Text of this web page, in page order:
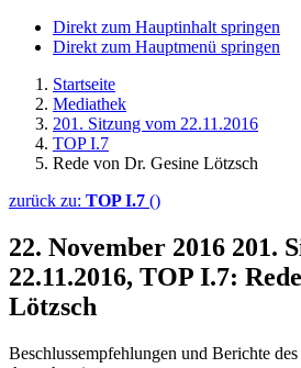
Direkt zum Hauptinhalt springen
Direkt zum Hauptmenü springen
Startseite
Mediathek
201. Sitzung vom 22.11.2016
TOP I.7
Rede von Dr. Gesine Lötzsch
zurück zu: TOP I.7 ()
22. November 2016 201.
22.11.2016, TOP I.7:
Lötzsch
Beschlussempfehlungen und Berichte des